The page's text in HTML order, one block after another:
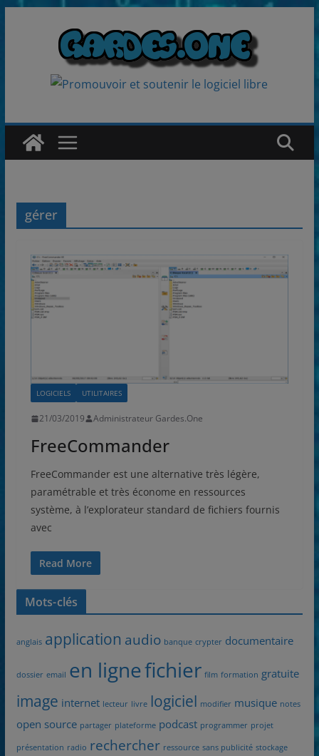
gérer
LOGICIELS UTILITAIRES
21/03/2019 Administrateur Gardes.One
FreeCommander
FreeCommander est une alternative très légère,
paramétrable et très économe en ressources
système, à l’explorateur standard de fichiers fournis
avec
Read More
Mots-clés
anglais application audio banque crypter documentaire
dossier email en lignefichier film formation gratuite
image internet lecteur livre logiciel modifier musique notes
open source partager plateforme podcast programmer projet
présentation radio rechercher ressource sans publicité stockage